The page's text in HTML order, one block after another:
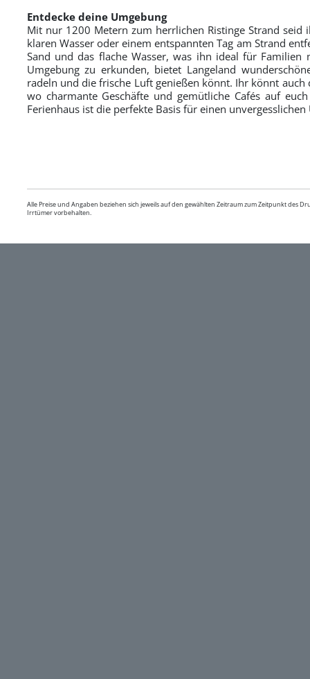
Entdecke deine Umgebung
Mit nur 1200 Metern zum herrlichen Ristinge Strand
klaren Wasser oder einem entspannten Tag am Strand
Sand und das flache Wasser, was ihn ideal für
Umgebung zu erkunden, bietet Langeland
radeln und die frische Luft genießen könnt. Ihr könnt auch
wo charmante Geschäfte und gemütliche Cafés auf
Ferienhaus ist die perfekte Basis für einen
Alle Preise und Angaben beziehen sich jeweils auf den gewählten Zeitraum zum Zeitpunkt des
Irrtümer vorbehalten.